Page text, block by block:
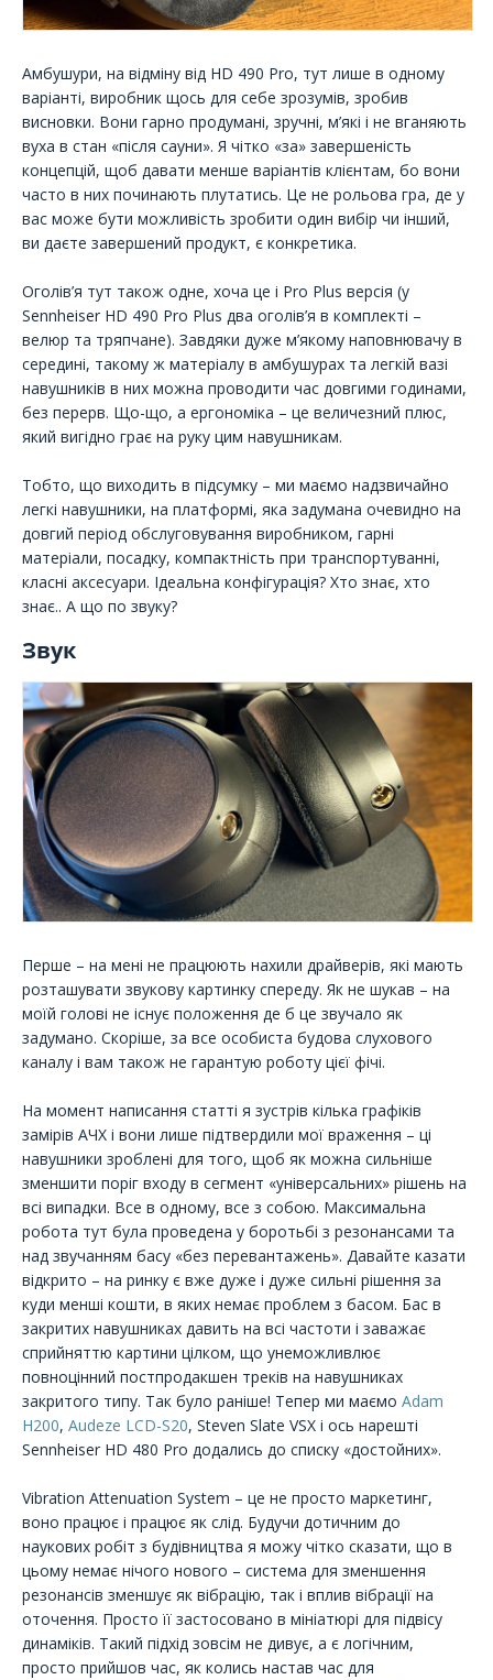
Амбушури, на відміну від HD 490 Pro, тут лише в одному
варіанті, виробник щось для себе зрозумів, зробив
висновки. Вони гарно продумані, зручні, м’які і не вганяють
вуха в стан «після сауни». Я чітко «за» завершеність
концепцій, щоб давати менше варіантів клієнтам, бо вони
часто в них починають плутатись. Це не рольова гра, де у
вас може бути можливість зробити один вибір чи інший,
ви даєте завершений продукт, є конкретика.
Оголів’я тут також одне, хоча це і Pro Plus версія (у
Sennheiser HD 490 Pro Plus два оголів’я в комплекті –
велюр та тряпчане). Завдяки дуже м’якому наповнювачу в
середині, такому ж матеріалу в амбушурах та легкій вазі
навушників в них можна проводити час довгими годинами,
без перерв. Що-що, а ергономіка – це величезний плюс,
який вигідно грає на руку цим навушникам.
Тобто, що виходить в підсумку – ми маємо надзвичайно
легкі навушники, на платформі, яка задумана очевидно на
довгий період обслуговування виробником, гарні
матеріали, посадку, компактність при транспортуванні,
класні аксесуари. Ідеальна конфігурація? Хто знає, хто
знає.. А що по звуку?
Звук
Перше – на мені не працюють нахили драйверів, які мають
розташувати звукову картинку спереду. Як не шукав – на
моїй голові не існує положення де б це звучало як
задумано. Скоріше, за все особиста будова слухового
каналу і вам також не гарантую роботу цієї фічі.
На момент написання статті я зустрів кілька графіків
замірів АЧХ і вони лише підтвердили мої враження – ці
навушники зроблені для того, щоб як можна сильніше
зменшити поріг входу в сегмент «універсальних» рішень на
всі випадки. Все в одному, все з собою. Максимальна
робота тут була проведена у боротьбі з резонансами та
над звучанням басу «без перевантажень». Давайте казати
відкрито – на ринку є вже дуже і дуже сильні рішення за
куди менші кошти, в яких немає проблем з басом. Бас в
закритих навушниках давить на всі частоти і заважає
сприйняттю картини цілком, що унеможливлює
повноцінний постпродакшен треків на навушниках
закритого типу. Так було раніше! Тепер ми маємо Adam
H200, Audeze LCD-S20, Steven Slate VSX і ось нарешті
Sennheiser HD 480 Pro додались до списку «достойних».
Vibration Attenuation System – це не просто маркетинг,
воно працює і працює як слід. Будучи дотичним до
наукових робіт з будівництва я можу чітко сказати, що в
цьому немає нічого нового – система для зменшення
резонансів зменшує як вібрацію, так і вплив вібрації на
оточення. Просто її застосовано в мініатюрі для підвісу
динаміків. Такий підхід зовсім не дивує, а є логічним,
просто прийшов час, як колись настав час для